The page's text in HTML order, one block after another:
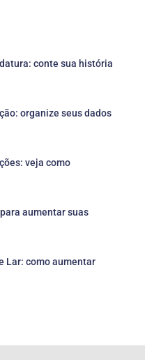
conte sua história
organize seus dados
veja como
aumentar suas
Lar: como aumentar